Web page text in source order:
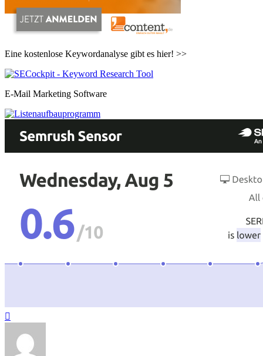
Eine kostenlose Keywordanalyse gibt es hier! >>
E-Mail Marketing Software
